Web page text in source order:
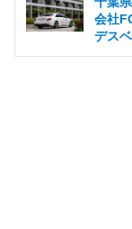
会社
デス